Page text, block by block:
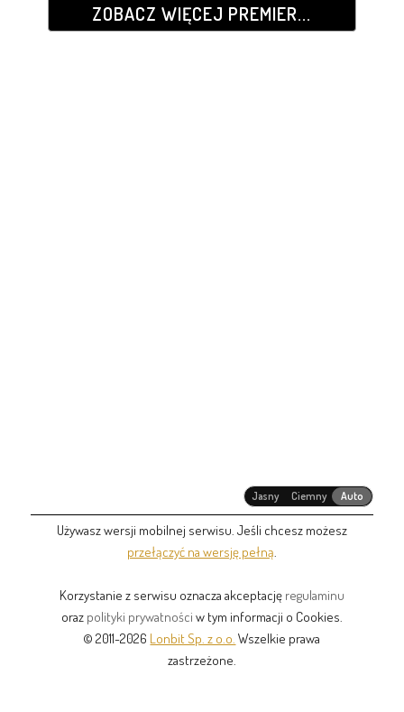
ZOBACZ WIĘCEJ PREMIER...
Jasny Ciemny Auto
Używasz wersji mobilnej serwisu. Jeśli chcesz możesz
przełączyć na wersję pełną
Korzystanie z serwisu oznacza akceptację regulaminu
oraz polityki prywatności w tym informacji o Cookies.
© 2011-2026 Lonbit Sp. z o.o. Wszelkie prawa
zastrzeżone.